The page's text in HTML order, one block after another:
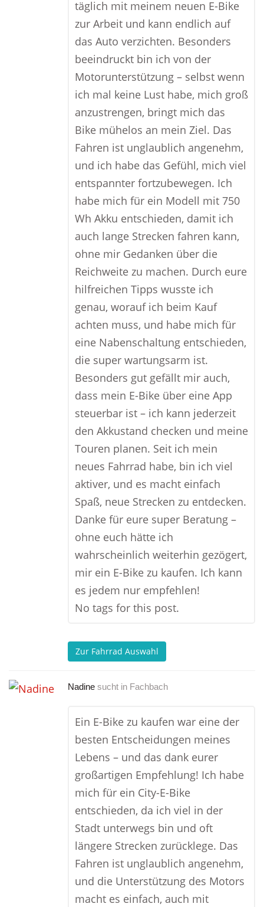
täglich mit meinem neuen E-Bike
zur Arbeit und kann endlich auf
das Auto verzichten. Besonders
beeindruckt bin ich von der
Motorunterstützung – selbst wenn
ich mal keine Lust habe, mich groß
anzustrengen, bringt mich das
Bike mühelos an mein Ziel. Das
Fahren ist unglaublich angenehm,
und ich habe das Gefühl, mich viel
entspannter fortzubewegen. Ich
habe mich für ein Modell mit 750
Wh Akku entschieden, damit ich
auch lange Strecken fahren kann,
ohne mir Gedanken über die
Reichweite zu machen. Durch eure
hilfreichen Tipps wusste ich
genau, worauf ich beim Kauf
achten muss, und habe mich für
eine Nabenschaltung entschieden,
die super wartungsarm ist.
Besonders gut gefällt mir auch,
dass mein E-Bike über eine App
steuerbar ist – ich kann jederzeit
den Akkustand checken und meine
Touren planen. Seit ich mein
neues Fahrrad habe, bin ich viel
aktiver, und es macht einfach
Spaß, neue Strecken zu entdecken.
Danke für eure super Beratung –
ohne euch hätte ich
wahrscheinlich weiterhin gezögert,
mir ein E-Bike zu kaufen. Ich kann
es jedem nur empfehlen!
No tags for this post.
Zur Fahrrad Auswahl
Nadine sucht in Fachbach
Ein E-Bike zu kaufen war eine der
besten Entscheidungen meines
Lebens – und das dank eurer
großartigen Empfehlung! Ich habe
mich für ein City-E-Bike
entschieden, da ich viel in der
Stadt unterwegs bin und oft
längere Strecken zurücklege. Das
Fahren ist unglaublich angenehm,
und die Unterstützung des Motors
macht es einfach, auch mit